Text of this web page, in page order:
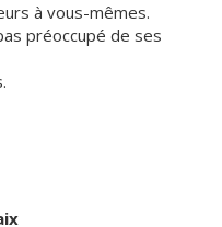
à vous-mêmes.
préoccupé de ses